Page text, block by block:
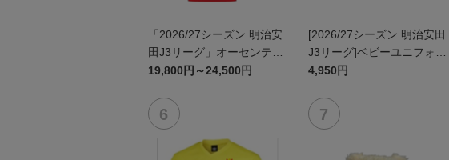
「2026/27シーズン 明治安
田J3リーグ」オーセンティ
ックユニフォームFP1st
19,800円～24,500円
[2026/27シーズン 明治安田
J3リーグ]ベビーユニフォー
ム上下セット(FP1stデザイ
4,950円